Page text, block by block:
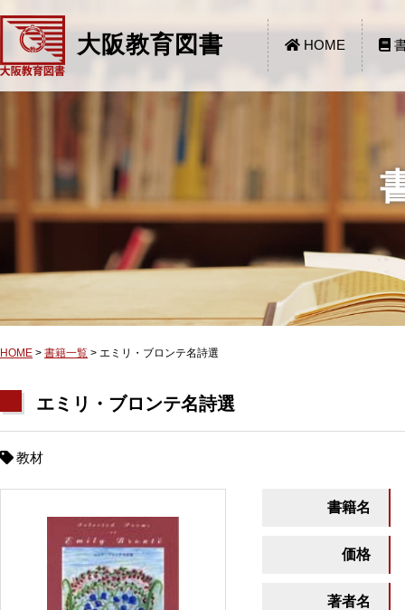
大阪教育図書 HOME
HOME > 書籍一覧 > エミリ・ブロンテ名詩選
エミリ・ブロンテ名詩選
教材
書籍名
価格
著者名